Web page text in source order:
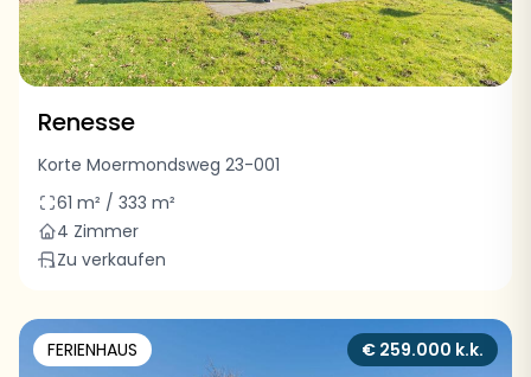
Renesse
Korte Moermondsweg 23-001
61 m² / 333 m²
4 Zimmer
Zu verkaufen
FERIENHAUS € 259.000 k.k.